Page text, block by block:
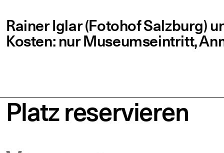
Rai­ner Iglar (Foto­hof Salz­burg)
Kos­ten: nur Muse­ums­ein­tritt,
Platz reservieren